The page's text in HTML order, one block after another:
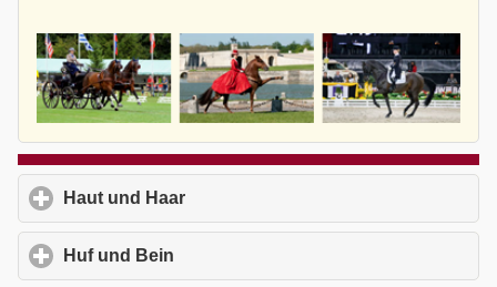
Haut und Haar
Huf und Bein